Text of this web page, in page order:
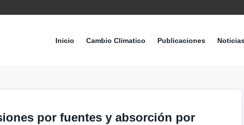
Inicio Cambio Climatico Publicaciones
por fuentes y absorción por